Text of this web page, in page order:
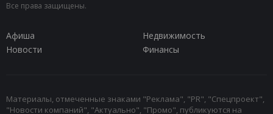
Все права защищены.
Афиша
Недвижимость
Новости
Финансы
Материалы, отмеченные знаками "Реклама", "PR", "Спецпроект",
"Новости компаний", "Актуально", "Промо", публикуются на